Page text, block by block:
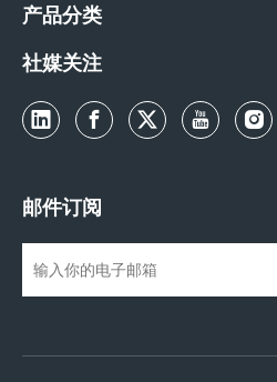
产品分类
社媒关注
邮件订阅